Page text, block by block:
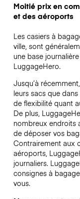
Moitié prix en
et des aéroports
Les casiers à
ville, sont
une base
LuggageHero.
Jusqu’à
leurs sacs que
de flexibilité quant
De plus,
nombreux endroits
de déposer vos
Contrairement aux
aéroports,
journaliers.
consignes à
vous.